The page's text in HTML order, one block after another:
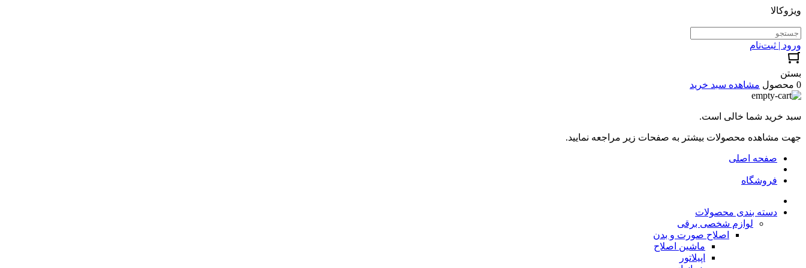
ویژوکالا
ورود | ثبت‌نام
بستن
0 محصول
مشاهده سبد خرید
سبد خرید شما خالی است.
جهت مشاهده محصولات بیشتر به صفحات زیر مراجعه نمایید.
صفحه اصلی
فروشگاه
دسته بندی محصولات
لوازم شخصی برقی
اصلاح صورت و بدن
ماشین اصلاح
اپیلاتور